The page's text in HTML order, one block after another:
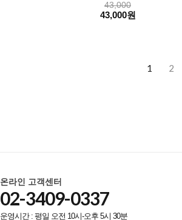
43,000
43,000원
1 2
온라인 고객센터
02-3409-0337
운영시간 : 평일 오전 10시-오후 5시 30분